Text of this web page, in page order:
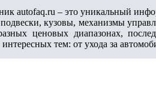
autofaq.ru – это уникальный
подвески, кузовы, механизмы
ценовых диапазонах,
тем: от ухода за